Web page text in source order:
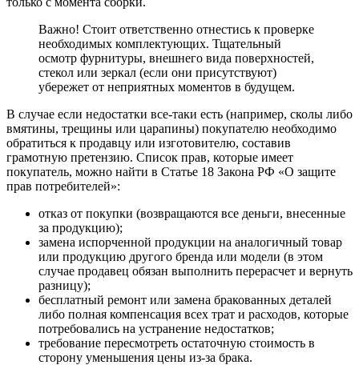
Важно! Стоит ответственно отнестись к проверке
необходимых комплектующих. Тщательный
осмотр фурнитуры, внешнего вида поверхностей,
стекол или зеркал (если они присутствуют)
убережет от неприятных моментов в будущем.
В случае если недостатки все-таки есть (например, сколы либо
вмятины, трещины или царапины) покупателю необходимо
обратиться к продавцу или изготовителю, составив
грамотную претензию. Список прав, которые имеет
покупатель, можно найти в Статье 18 Закона РФ «О защите
прав потребителей»:
отказ от покупки (возвращаются все деньги, внесенные
за продукцию);
замена испорченной продукции на аналогичный товар
или продукцию другого бренда или модели (в этом
случае продавец обязан выполнить перерасчет и вернуть
разницу);
бесплатный ремонт или замена бракованных деталей
либо полная компенсация всех трат и расходов, которые
потребовались на устранение недостатков;
требование пересмотреть остаточную стоимость в
сторону уменьшения цены из-за брака.